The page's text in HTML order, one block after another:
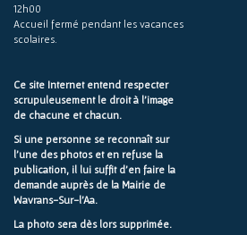
12h00
Accueil fermé pendant les vacances
scolaires.
Ce site Internet entend respecter
scrupuleusement le droit à l'image
de chacune et chacun.
Si une personne se reconnaît sur
l'une des photos et en refuse la
publication, il lui suffit d'en faire la
demande auprès de la Mairie de
Wavrans-Sur-l'Aa.
La photo sera dès lors supprimée.